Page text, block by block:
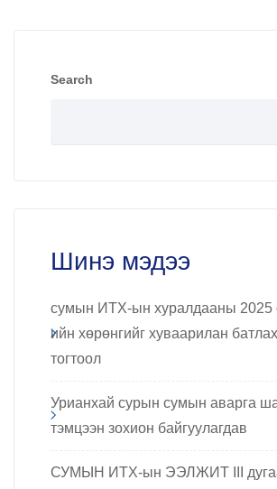
Search
Шинэ мэдээ
сумын ИТХ-ын хуралдааны
ийн хөрөнгийг хуваарилан
тогтоол
Урианхай сурын сумын аварга
тэмцээн зохион байгуулагдав
СУМЫН ИТХ-ын ЭЭЛЖИТ III